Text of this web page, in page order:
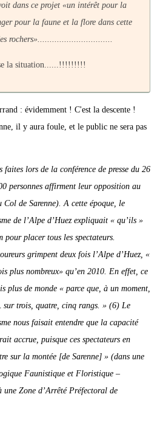
dans ce projet «un intérêt pour la
pour la faune et la flore dans cette
rochers»...............................
la situation......!!!!!!!!!
: évidemment ! C'est la descente !
il y aura foule, et le public ne sera pas
faites lors de la conférence de presse du 26
personnes affirment leur opposition au
Col de Sarenne). A cette époque, le
de l’Alpe d’Huez expliquait « qu’ils »
pour placer tous les spectateurs.
grimpent deux fois l’Alpe d’Huez, «
plus nombreux» qu’en 2010. En effet, ce
plus de monde « parce que, à un moment,
trois, quatre, cinq rangs. » (6) Le
nous faisait entendre que la capacité
accrue, puisque ces spectateurs en
sur la montée [de Sarenne] » (dans une
Faunistique et Floristique –
Zone d’Arrêté Préfectoral de